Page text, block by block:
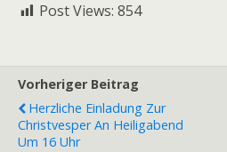
Post Views: 854
Vorheriger Beitrag
Herzliche Einladung Zur
Christvesper An Heiligabend
Um 16 Uhr